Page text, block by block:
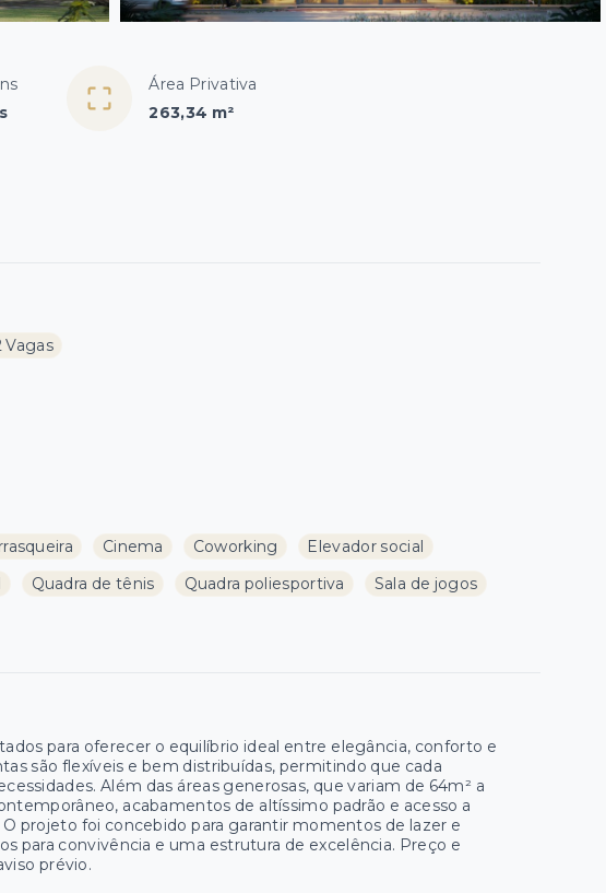
Área Privativa
263,34 m²
Vagas
Cinema Coworking
Elevador social
Quadra de tênis Quadra poliesportiva
Sala de jogos
para oferecer o equilíbrio ideal entre elegância, conforto e
são flexíveis e bem distribuídas, permitindo que cada
Além das áreas generosas, que variam de 64m² a
acabamentos de altíssimo padrão e acesso a
projeto foi concebido para garantir momentos de lazer e
para convivência e uma estrutura de excelência. Preço e
prévio.